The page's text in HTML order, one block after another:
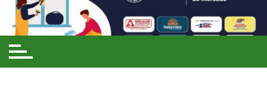
para
o
conteúdo